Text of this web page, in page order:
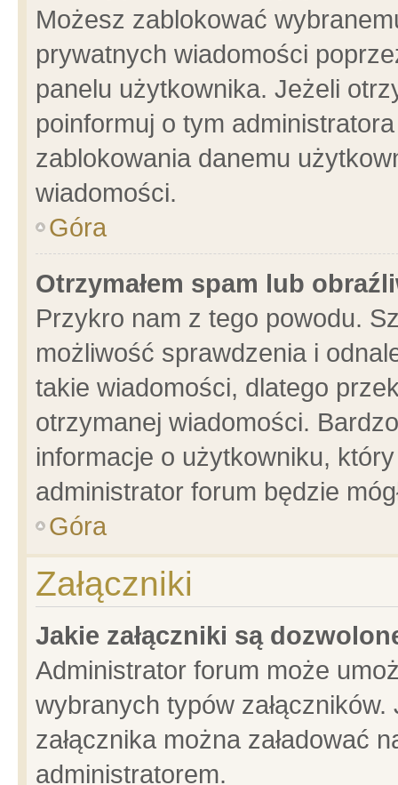
Możesz zablokować
prywatnych wiadomości
panelu użytkownika. Jeżeli
poinformuj o tym
zablokowania danemu
wiadomości.
Góra
Otrzymałem spam lub
Przykro nam z tego powodu.
możliwość sprawdzenia i
takie wiadomości, dlatego
otrzymanej wiadomości.
informacje o użytkowniku,
administrator forum będzie
Góra
Załączniki
Jakie załączniki są
Administrator forum może
wybranych typów
załącznika można załadować
administratorem.